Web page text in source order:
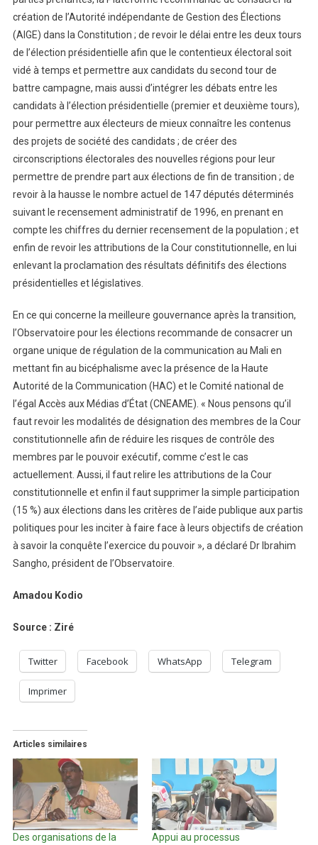
création de l’Autorité indépendante de Gestion des Élections
(AIGE) dans la Constitution ; de revoir le délai entre les deux tours
de l’élection présidentielle afin que le contentieux électoral soit
vidé à temps et permettre aux candidats du second tour de
battre campagne, mais aussi d’intégrer les débats entre les
candidats à l’élection présidentielle (premier et deuxième tours),
pour permettre aux électeurs de mieux connaître les contenus
des projets de société des candidats ; de créer des
circonscriptions électorales des nouvelles régions pour leur
permettre de prendre part aux élections de fin de transition ; de
revoir à la hausse le nombre actuel de 147 députés déterminés
suivant le recensement administratif de 1996, en prenant en
compte les chiffres du dernier recensement de la population ; et
enfin de revoir les attributions de la Cour constitutionnelle, en lui
enlevant la proclamation des résultats définitifs des élections
présidentielles et législatives.
En ce qui concerne la meilleure gouvernance après la transition,
l’Observatoire pour les élections recommande de consacrer un
organe unique de régulation de la communication au Mali en
mettant fin au bicéphalisme avec la présence de la Haute
Autorité de la Communication (HAC) et le Comité national de
l’égal Accès aux Médias d’État (CNEAME). « Nous pensons qu’il
faut revoir les modalités de désignation des membres de la Cour
constitutionnelle afin de réduire les risques de contrôle des
membres par le pouvoir exécutif, comme c’est le cas
actuellement. Aussi, il faut relire les attributions de la Cour
constitutionnelle et enfin il faut supprimer la simple participation
(15 %) aux élections dans les critères de l’aide publique aux partis
politiques pour les inciter à faire face à leurs objectifs de création
à savoir la conquête l’exercice du pouvoir », a déclaré Dr Ibrahim
Sangho, président de l’Observatoire.
Amadou Kodio
Source : Ziré
Twitter Facebook WhatsApp Telegram
Imprimer
Articles similaires
Des organisations de la
Appui au processus